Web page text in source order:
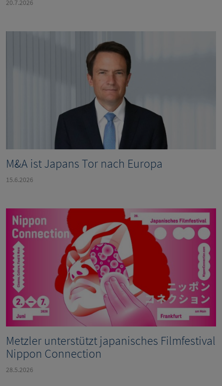
20.7.2026
M&A ist Japans Tor nach Europa
15.6.2026
Metzler unterstützt japanisches Filmfestival
Nippon Connection
28.5.2026